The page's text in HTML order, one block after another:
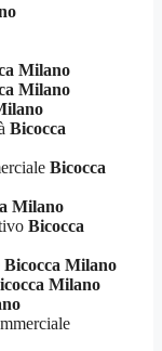
Milano
Milano
Bicocca
Bicocca
Milano
Bicocca
Bicocca Milano
Milano